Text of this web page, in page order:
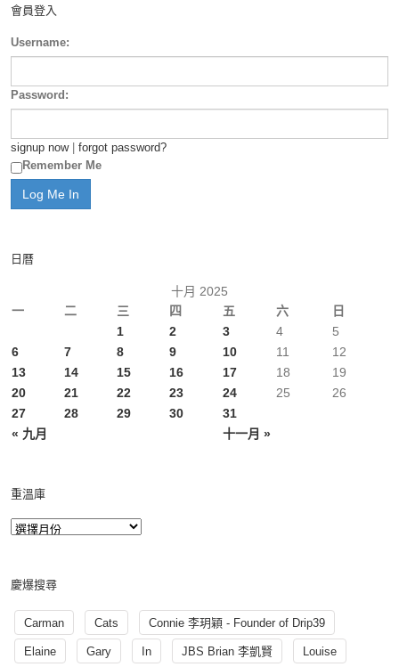
會員登入
Username:
Password:
signup now| forgot password?
Remember Me
日曆
十月 2025
一
二 三 四 五 六 日
« 九月 十一月 »
1 2 3 4
5
6
7 8 9 10 11
12
13
14 15 16 17 18
19
20
21 22 23 24 25
26
27
28 29 30 31
重溫庫
慶爆搜尋
Carman Cats Connie 李玥穎 - Founder of Drip39
Elaine Gary In JBS Brian 李凱賢 Louise